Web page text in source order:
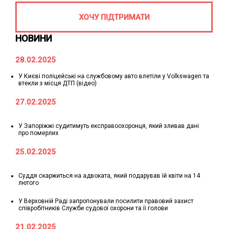
НОВИНИ
28.02.2025
У Києві поліцейські на службовому авто влетіли у Volkswagen та
втекли з місця ДТП (відео)
27.02.2025
У Запоріжжі судитимуть експравоохоронця, який зливав дані
про померлих
25.02.2025
Суддя скаржиться на адвоката, який подарував їй квіти на 14
лютого
У Верховній Раді запропонували посилити правовий захист
співробітників Служби судової охорони та її голови
21.02.2025
ХОЧУ ПІДТРИМАТИ